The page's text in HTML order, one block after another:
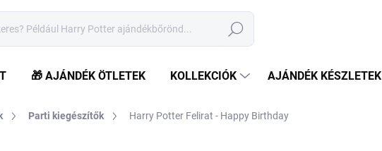
Keresés
🎁 AJÁNDÉK ÖTLETEK KOLLEKCIÓK AJÁNDÉK KÉSZLETEK
Parti kiegészítők Harry Potter Felirat - Happy Birthday